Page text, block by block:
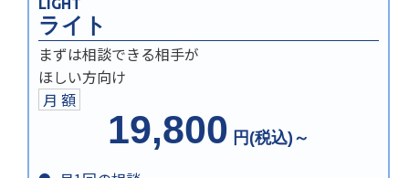
LIGHT
ライト
まずは相談できる相手が
ほしい方向け
月 額
19,800 円(税込)～